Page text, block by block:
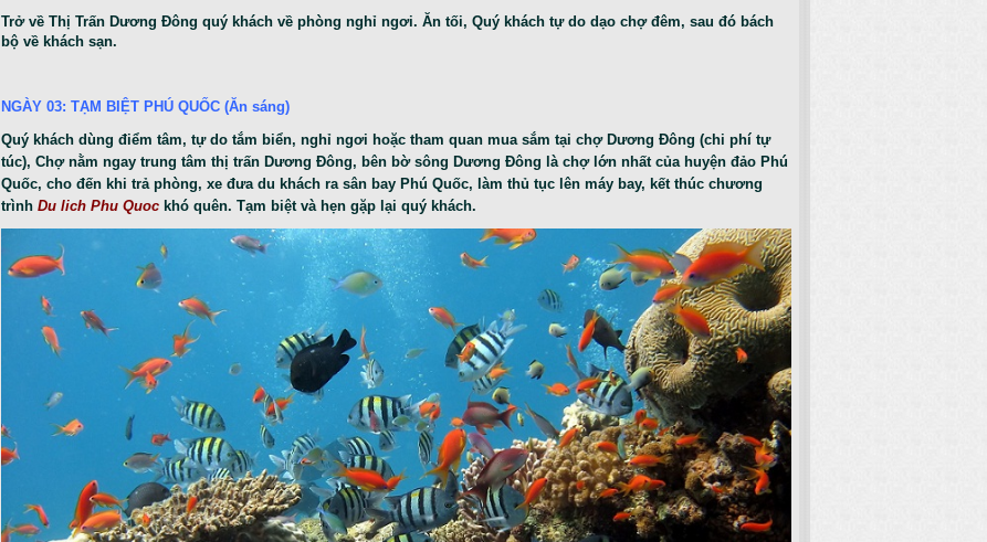
Trở về Thị Trấn Dương Đông quý khách về phòng nghỉ ngơi. Ăn tối, Quý khách tự do dạo chợ đêm, sau đó bách
bộ về khách sạn.
NGÀY 03: TẠM BIỆT PHÚ QUỐC (Ăn sáng)
Quý khách dùng điểm tâm, tự do tắm biển, nghỉ ngơi hoặc tham quan mua sắm tại chợ Dương Đông (chi phí tự
túc), Chợ nằm ngay trung tâm thị trấn Dương Đông, bên bờ sông Dương Đông là chợ lớn nhất của huyện đảo Phú
Quốc, cho đến khi trả phòng, xe đưa du khách ra sân bay Phú Quốc, làm thủ tục lên máy bay, kết thúc chương
trình Du lich Phu Quoc khó quên. Tạm biệt và hẹn gặp lại quý khách.